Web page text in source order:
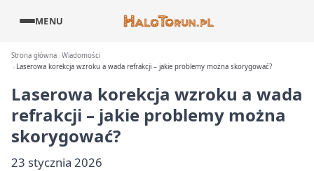
MENU
Strona główna Wiadomości
Laserowa korekcja wzroku a wada refrakcji – jakie problemy można skorygować?
Laserowa korekcja wzroku a wada
refrakcji – jakie problemy można
skorygować?
23 stycznia 2026